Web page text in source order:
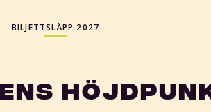
BILJETTSLÄPP 2027